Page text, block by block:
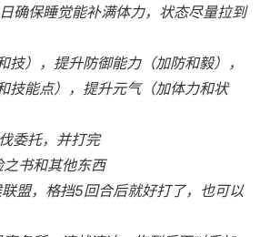
确保睡觉能补满体力，状态尽量拉到
技），提升防御能力（加防和毅），
技能点），提升元气（加体力和状
委托，并打完
书和其他东西
盟，格挡5回合后就好打了，也可以